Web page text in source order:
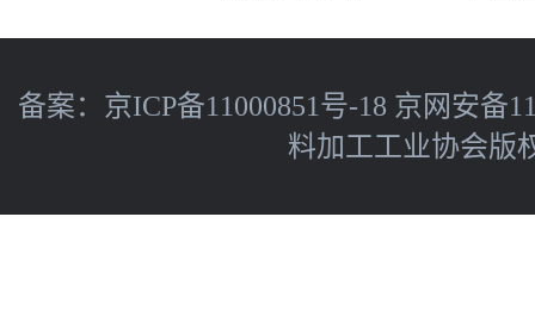
备案： 京ICP备11000851号-18 京网安备
料加工工业协会版